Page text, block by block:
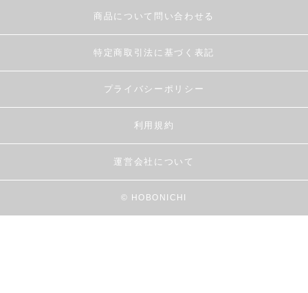
商品について問い合わせる
特定商取引法に基づく表記
プライバシーポリシー
利用規約
運営会社について
© HOBONICHI